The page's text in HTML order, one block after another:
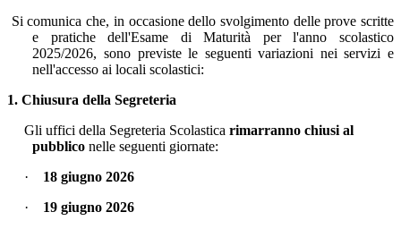
Si comunica che, in occasione dello svolgimento delle prove scritte
e pratiche dell'Esame di Maturità per l'anno scolastico
2025/2026, sono previste le seguenti variazioni nei servizi e
nell'accesso ai locali scolastici:
1. Chiusura della Segreteria
Gli uffici della Segreteria Scolastica rimarranno chiusi al
pubblico nelle seguenti giornate:
·
18 giugno 2026
·
19 giugno 2026